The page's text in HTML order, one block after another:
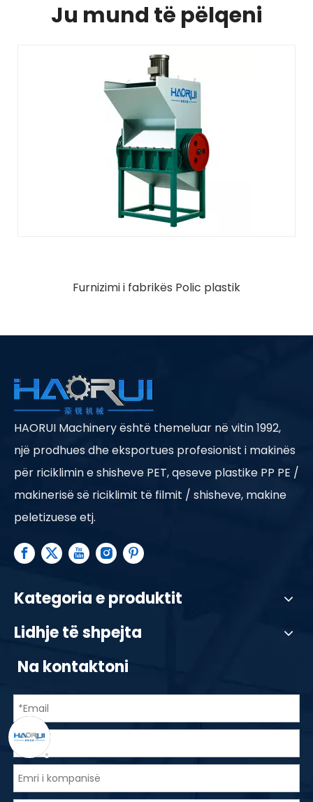
Ju mund të pëlqeni
Furnizimi i fabrikës Polic plastik
HAORUI Machinery është themeluar në vitin 1992,
një prodhues dhe eksportues profesionist i makinës
për riciklimin e shisheve PET, qeseve plastike PP PE /
makinerisë së riciklimit të filmit / shisheve, makine
peletizuese etj.
Kategoria e produktit
Lidhje të shpejta
Na kontaktoni